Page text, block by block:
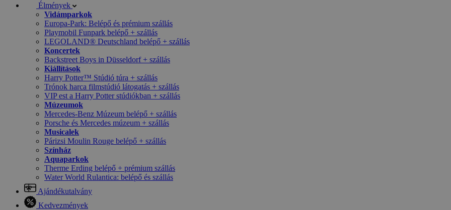
Élmények
Vidámparkok
Europa-Park: Belépő és prémium szállás
Playmobil Funpark belépő + szállás
LEGOLAND® Deutschland belépő + szállás
Koncertek
Backstreet Boys in Düsseldorf + szállás
Kiállítások
Harry Potter™ Stúdió túra + szállás
Trónok harca filmstúdió látogatás + szállás
VIP est a Harry Potter stúdiókban + szállás
Múzeumok
Mercedes-Benz Múzeum belépő + szállás
Porsche és Mercedes múzeum + szállás
Musicalek
Párizsi Moulin Rouge belépő + szállás
Színház
Aquaparkok
Therme Erding belépő + prémium szállás
Water World Rulantica: belépő és szállás
Ajándékutalvány
Kedvezmények